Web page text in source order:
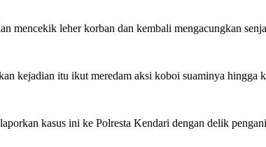
mencekik leher korban dan kembali mengacungkan
kejadian itu ikut meredam aksi koboi suaminya hingga
kasus ini ke Polresta Kendari dengan delik